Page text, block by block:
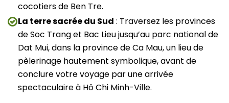
cocotiers de Ben Tre.
La terre sacrée du Sud : Traversez les provinces
de Soc Trang et Bac Lieu jusqu’au parc national de
Dat Mui, dans la province de Ca Mau, un lieu de
pèlerinage hautement symbolique, avant de
conclure votre voyage par une arrivée
spectaculaire à Hô Chi Minh-Ville.